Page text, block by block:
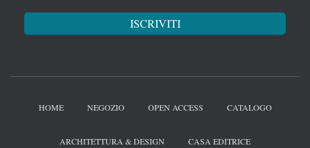
HOME NEGOZIO OPEN ACCESS CATALOGO
ARCHITETTURA & DESIGN CASA EDITRICE